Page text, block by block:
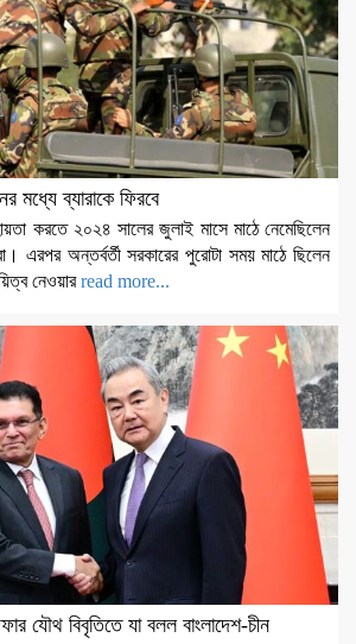
মধ্যে ব্যারাকে ফিরবে
করতে ২০২৪ সালের জুলাই মাসে মাঠে নেমেছিলেন
এরপর অন্তর্বর্তী সরকারের পুরোটা সময় মাঠে ছিলেন
নেওয়ারread more...
যৌথ বিবৃতিতে যা বলল বাংলাদেশ-চীন